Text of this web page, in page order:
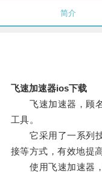
简介
飞速加速器ios下载
飞速加速器，顾名
工具。
它采用了一系列技
接等方式，有效地提
使用飞速加速器，